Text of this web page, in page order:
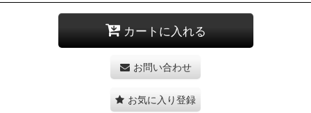
カートに入れる
お問い合わせ
お気に入り登録